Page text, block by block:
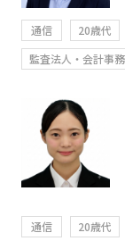
通信
20歳代
監査法人・会計事
通信
20歳代